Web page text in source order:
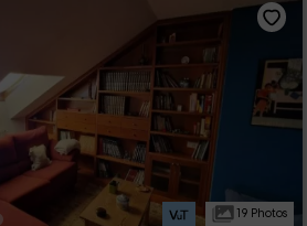
19 Photos